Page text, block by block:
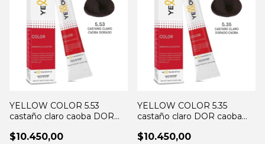
YELLOW COLOR 5.53
castaño claro caoba DOR
$10.450,00
YELLOW COLOR 5.35
castaño claro DOR caoba
$10.450,00